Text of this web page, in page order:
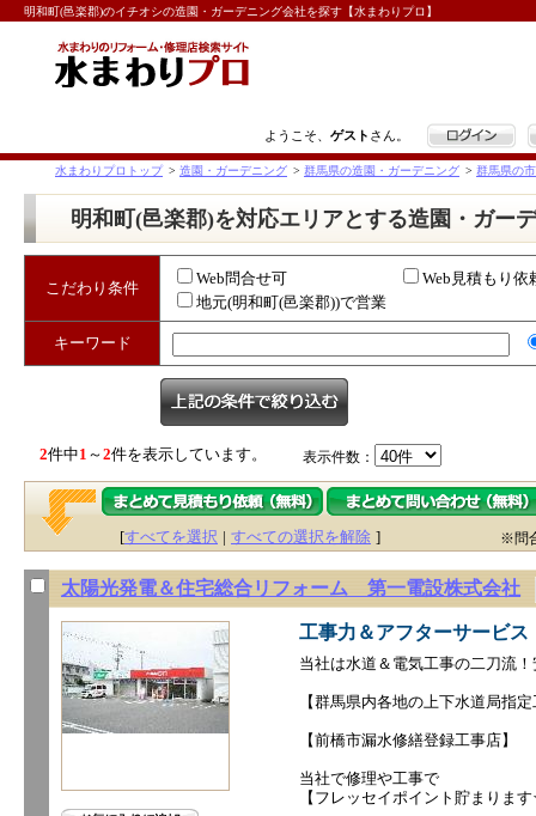
明和町(邑楽郡)のイチオシの造園・ガーデニング会社を探す【水まわりプロ】
ようこそ、 ゲスト さん。 ログイン
水まわりプロトップ > 造園・ガーデニング > 群馬県の造園・ガーデニング > 群馬県の
明和町(邑楽郡)を対応エリアとする造園・ガー
こだわり条件
Web問合せ可
Web見積もり依
地元(明和町(邑楽郡))で営業
キーワード
2件中1 ～2件を表示しています。 表示件数：
[すべてを選択 | すべての選択を解除 ] ※問
太陽光発電＆住宅総合リフォーム 第一電設株式会社
工事力＆アフターサービス
当社は水道＆電気工事の二刀流
【群馬県内各地の上下水道局指
【前橋市漏水修繕登録工事店】
当社で修理や工事で
【フレッセイポイント貯まりま